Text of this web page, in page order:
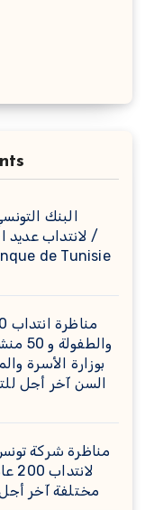
البنك
de Tunisie
بوزارة الأسرة
مناظرة شركة
مختلفة آخر أجل : 21 جويلية